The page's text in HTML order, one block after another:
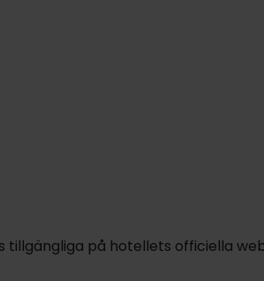
tillgängliga på hotellets officiella